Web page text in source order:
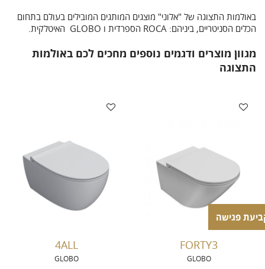
באולמות התצוגה של "אלוני" מוצגים המותגים המובילים בעולם בתחום
הכלים הסניטריים, ביניהם: ROCA הספרדית ו GLOBO האיטלקית.
מגוון מוצרים ודגמים נוספים מחכים לכם באולמות
התצוגה
FORTY3
GLOBO
4ALL
GLOBO
פגישה
פגישה